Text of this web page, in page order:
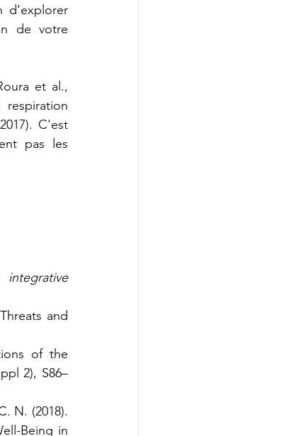
d’explorer
de votre
et al.,
C'est
pas les
integrative
and
of the
2), S86–
N. (2018).
Being in